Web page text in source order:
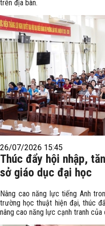
trên địa bàn.
26/07/2026 15:45
Thúc đẩy hội nhập,
sở giáo dục đại học
Nâng cao năng lực tiếng Anh
trường học thuật hiện đại, thúc
nâng cao năng lực cạnh tranh